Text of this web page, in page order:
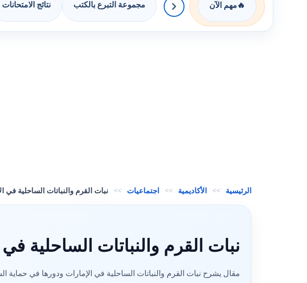
🔥 مهم الآن مجموعة التبرع بالكتب نتائج الامتحانات
الرئيسية >> الأكاديمية >> اجتماعيات >> نبات القرم والنباتات الساحلية في
نبات القرم والنباتات الساحلية في
مقال يشرح نبات القرم والنباتات الساحلية في الإمارات ودورها في حماية